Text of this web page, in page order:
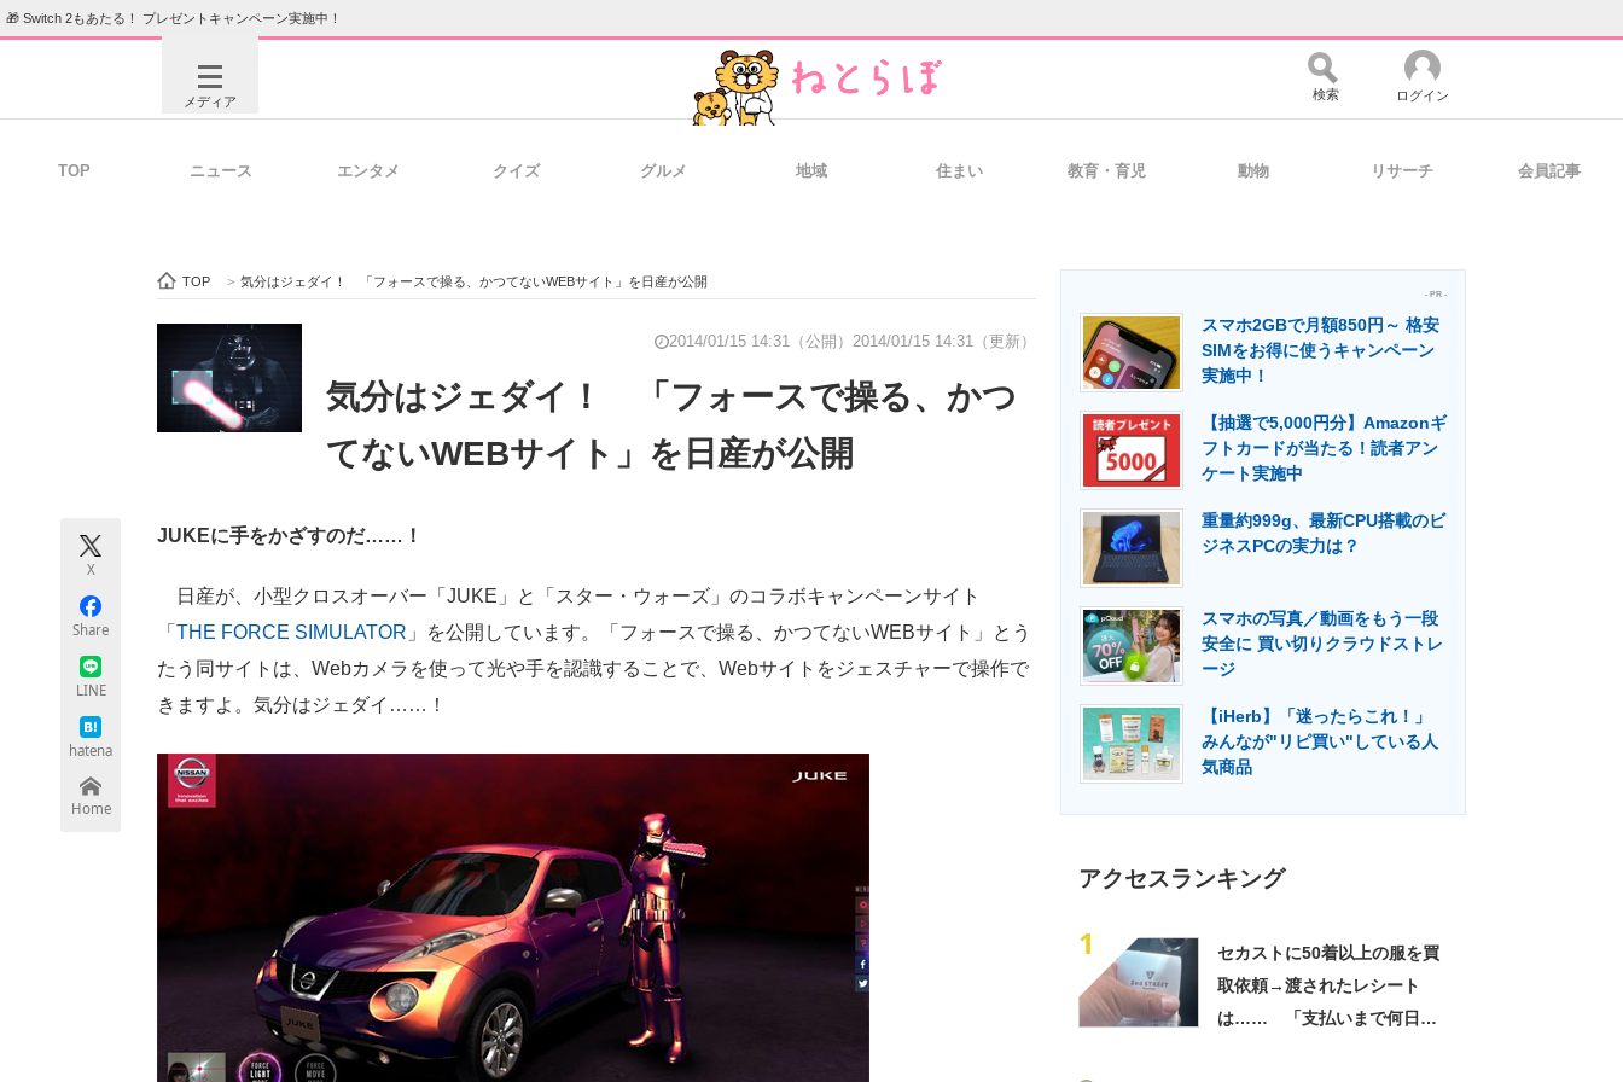
🎁 Switch 2もあたる！ プレゼントキャンペーン実施中！
メディア
ビジネスと働き方のヒント 経営リーダーのコミュニティ マーケ×ITの今がよく分かる
ITエンジニア向け専門サイト 企業向けIT製品の総合サイト IT製品の技術・比較・事例 製造業のIT導入・活用を支援
エネルギーの専門メディア 建設×テクノロジーの最前線
ちょっと気になるネットの話題
検索 ログイン
TOP ニュース エンタメ クイズ グルメ 地域 住まい 教育・育児 動物 リサーチ 会員記事
TOP > 気分はジェダイ！ 「フォースで操る、かつてないWEBサイト」を日産が公開
2014/01/15 14:31（公開） 2014/01/15 14:31（更新）
気分はジェダイ！ 「フォースで操る、かつ
てないWEBサイト」を日産が公開
X
Share
LINE
hatena
Home
JUKEに手をかざすのだ……！
日産が、小型クロスオーバー「JUKE」と「スター・ウォーズ」のコラボキャンペーンサイト
「 THE FORCE SIMULATOR 」を公開しています。「フォースで操る、かつてないWEBサイト」とう
たう同サイトは、Webカメラを使って光や手を認識することで、Webサイトをジェスチャーで操作で
きますよ。気分はジェダイ……！
- PR -
スマホ2GBで月額850円～ 格安
SIMをお得に使うキャンペーン
実施中！
【抽選で5,000円分】Amazonギ
フトカードが当たる！読者アン
ケート実施中
重量約999g、最新CPU搭載のビ
ジネスPCの実力は？
スマホの写真／動画をもう一段
安全に 買い切りクラウドストレ
ージ
【iHerb】「迷ったらこれ！」
みんなが"リピ買い"している人
気商品
アクセスランキング
1
セカストに50着以上の服を買
取依頼→渡されたレシート
は…… 「支払いまで何日か